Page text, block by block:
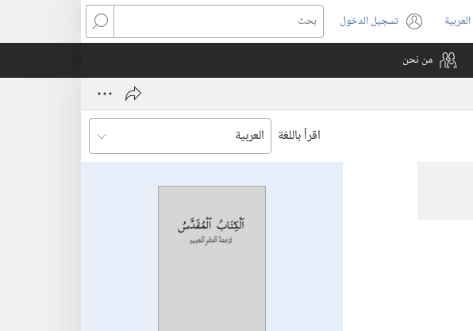
اختر
اللغة
العربية تسجيل الدخول
(يفتح
نافذة
بحث
من نحن
اقرأ باللغة